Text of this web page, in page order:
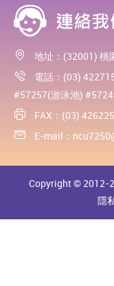
地址：(32001) 桃
電話：(03)
#57257(游泳池)
FAX：(03)
E-mail：
Copyright © 2012-
隱